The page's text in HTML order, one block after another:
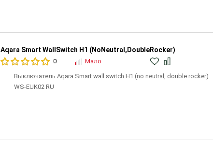
Aqara Smart WallSwitch H1 (NoNeutral,DoubleRocker)
0 Мало
Выключатель Aqara Smart wall switch H1 (no neutral, double rocker)
WS-EUK02 RU